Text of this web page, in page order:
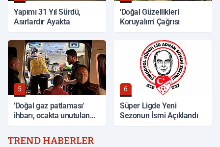
Yapımı 31 Yıl Sürdü,
Asırlardır Ayakta
'Doğal Güzellikleri
Koruyalım' Çağrısı
5
'Doğal gaz patlaması'
ihbarı, ocakta unutulan
6
Süper Ligde Yeni
Sezonun İsmi Açıklandı
TREND HABERLER